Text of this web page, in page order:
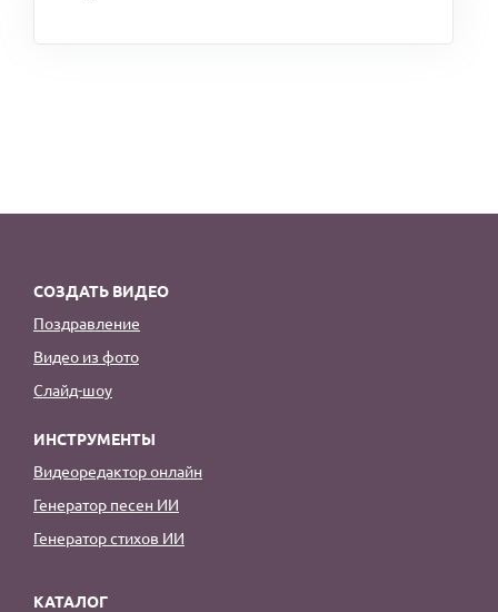
СОЗДАТЬ ВИДЕО
Поздравление
Видео из фото
Слайд-шоу
ИНСТРУМЕНТЫ
Видеоредактор онлайн
Генератор песен ИИ
Генератор стихов ИИ
КАТАЛОГ